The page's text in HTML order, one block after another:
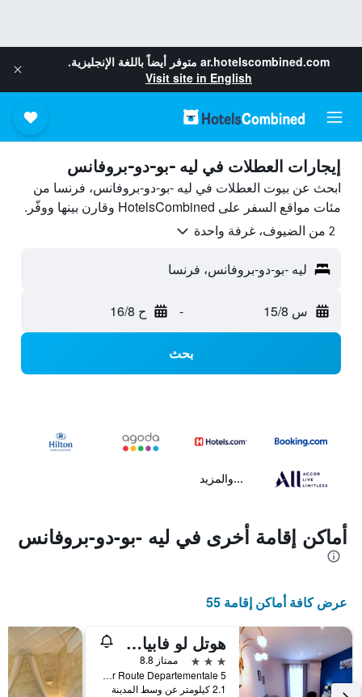
ar.hotelscombined.com متوفر أيضاً باللغة الإنجليزية.
Visit site in English
إيجارات العطلات في ليه -بو-دو-بروفانس
ابحث عن بيوت العطلات في ليه -بو-دو-بروفانس، فرنسا من
مئات مواقع السفر على HotelsCombined وقارن بينها ووفّر.
2 من الضيوف، غرفة واحدة
ليه -بو-دو-بروفانس، فرنسا
س 15/8 - ح 16/8
بحث
...والمزيد
أماكن إقامة أخرى في ليه -بو-دو-بروفانس
عرض كافة أماكن إقامة 55
هوتل لو فابيان ديه باو
3 نجوم
ممتاز 8.8
Quartier Frechier Route Departementale 5, ليه -بو-دو-بروفانس, إقليم بوش دو رون, فرنسا
2.1 كيلومتر عن وسط المدينة